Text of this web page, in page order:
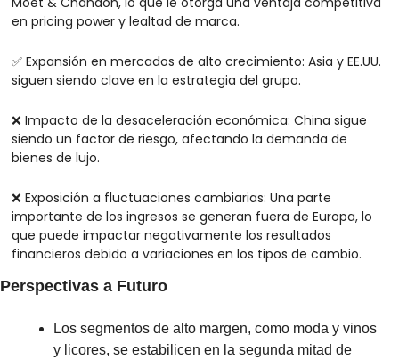
en pricing power y lealtad de marca.
✅ Expansión en mercados de alto crecimiento: Asia y EE.UU.
siguen siendo clave en la estrategia del grupo.
❌ Impacto de la desaceleración económica: China sigue
siendo un factor de riesgo, afectando la demanda de
bienes de lujo.
❌ Exposición a fluctuaciones cambiarias: Una parte
importante de los ingresos se generan fuera de Europa, lo
que puede impactar negativamente los resultados
financieros debido a variaciones en los tipos de cambio.
Perspectivas a Futuro
Los segmentos de alto margen, como moda y vinos
y licores, se estabilicen en la segunda mitad de